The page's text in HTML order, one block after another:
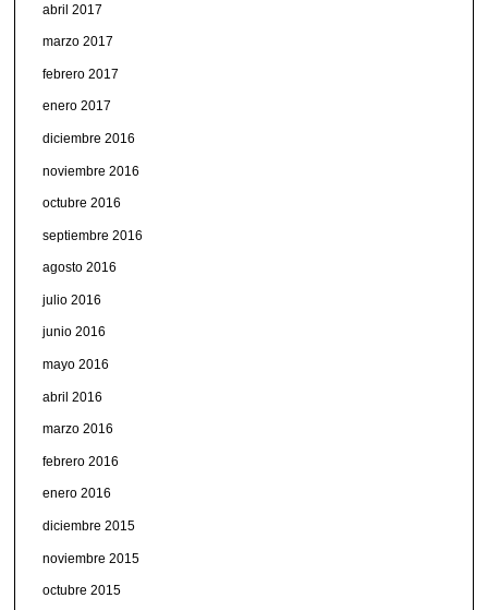
abril 2017
marzo 2017
febrero 2017
enero 2017
diciembre 2016
noviembre 2016
octubre 2016
septiembre 2016
agosto 2016
julio 2016
junio 2016
mayo 2016
abril 2016
marzo 2016
febrero 2016
enero 2016
diciembre 2015
noviembre 2015
octubre 2015